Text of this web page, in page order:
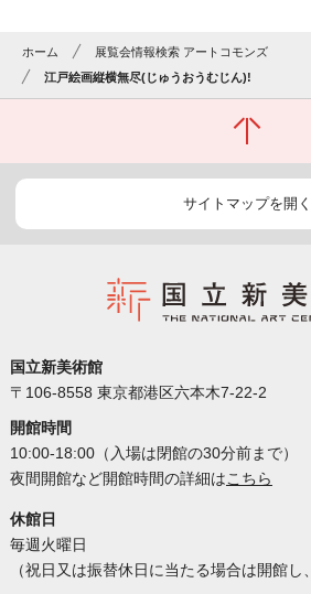
ホーム
展覧会情報検索 アートコモンズ
江戸絵画縦横無尽(じゅうおうむじん)!
サイトマップを開く
国立新美術館
〒106-8558 東京都港区六本木7-22-2
開館時間
10:00-18:00（入場は閉館の30分前まで）
夜間開館など開館時間の詳細はこちら
休館日
毎週火曜日
（祝日又は振替休日に当たる場合は開館し